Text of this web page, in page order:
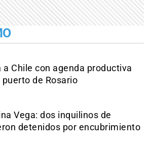
a Chile con agenda productiva
de Rosario
Vega: dos inquilinos de
detenidos por encubrimiento